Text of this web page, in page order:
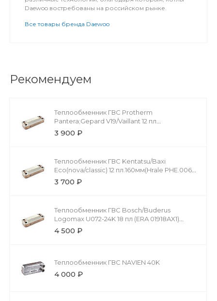
Daewoo востребованы на российском рынке.
Все товары бренда Daewoo
Рекомендуем
Теплообменник ГВС Protherm
Pantera;Gepard V19/Vaillant 12 пл
20038572/0020059452 (Hrale PHE.029)
3 900 ₽
Теплообменник ГВС Kentatsu/Baxi
Eco(nova/classic) 12 пл.160мм(Hrale PHE.006)
63041310091P/6304131043
3 700 ₽
Теплообменник ГВС Bosch/Buderus
Logomax U072-24K 18 пл (ERA 01918AX1)
87186446250
4 500 ₽
Теплообменник ГВС NAVIEN 40K
4 000 ₽